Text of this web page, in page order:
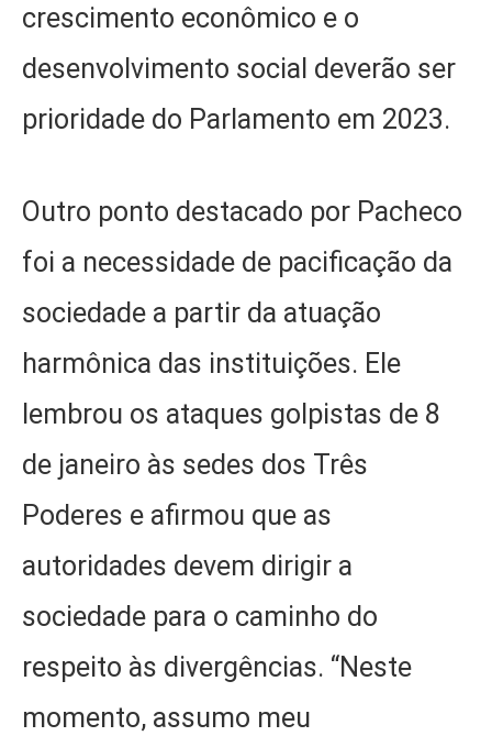
crescimento econômico e o
desenvolvimento social deverão ser
prioridade do Parlamento em 2023.
Outro ponto destacado por Pacheco
foi a necessidade de pacificação da
sociedade a partir da atuação
harmônica das instituições. Ele
lembrou os ataques golpistas de 8
de janeiro às sedes dos Três
Poderes e afirmou que as
autoridades devem dirigir a
sociedade para o caminho do
respeito às divergências. “Neste
momento, assumo meu